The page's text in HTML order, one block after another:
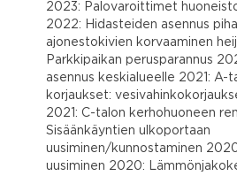
2023: Palovaroittimet
2022: Hidasteiden asennus
ajonestokivien korvaaminen
Parkkipaikan perusparannus
asennus keskialueelle 2021: A-
korjaukset:
2021: C-talon kerhohuoneen
Sisäänkäyntien ulkoportaan
uusiminen/kunnostaminen
uusiminen 2020: